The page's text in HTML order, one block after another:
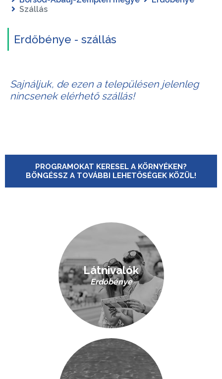
Szállás
Erdőbénye - szállás
Sajnáljuk, de ezen a településen jelenleg
nincsenek elérhető szállás!
PROGRAMOKAT KERESEL A KÖRNYÉKEN?
BÖNGÉSSZ A TOVÁBBI LEHETŐSÉGEK KÖZÜL!
Látnivalók
Erdőbénye